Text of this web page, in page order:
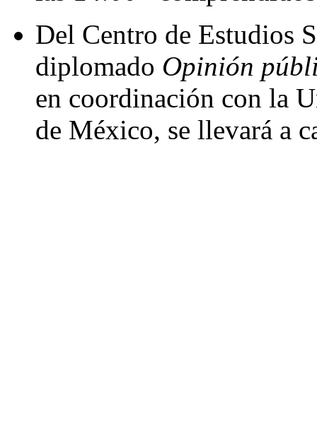
Del Centro de Estudios
diplomado Opinión
en coordinación con la
de México, se llevará a